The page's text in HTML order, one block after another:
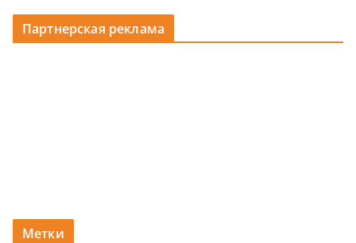
Партнерская реклама
Метки